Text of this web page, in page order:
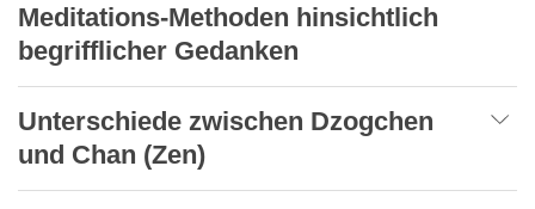
Meditations-Methoden hinsichtlich
begrifflicher Gedanken
Unterschiede zwischen Dzogchen
und Chan (Zen)